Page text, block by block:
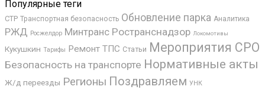
Популярные теги
СТР Транспортная безопасность Обновление парка Аналитика
РЖД Росжелдор Минтранс Ространснадзор Локомотивы
Кукушкин Тарифы Ремонт ТПС Статьи Мероприятия СРО
Безопасность на транспорте Нормативные акты
Ж/д переезды Регионы Поздравляем УНК